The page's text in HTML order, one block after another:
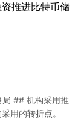
推进比特币储
## 机构采用推
用的转折点。